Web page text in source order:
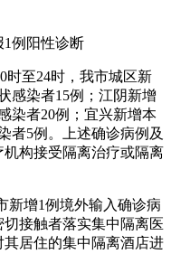
1例阳性诊断
时至24时，我市城区新
感染者15例；江阴新增
染者20例；宜兴新增本
者5例。上述确诊病例及
构接受隔离治疗或隔离
新增1例境外输入确诊病
接触者落实集中隔离医
居住的集中隔离酒店进